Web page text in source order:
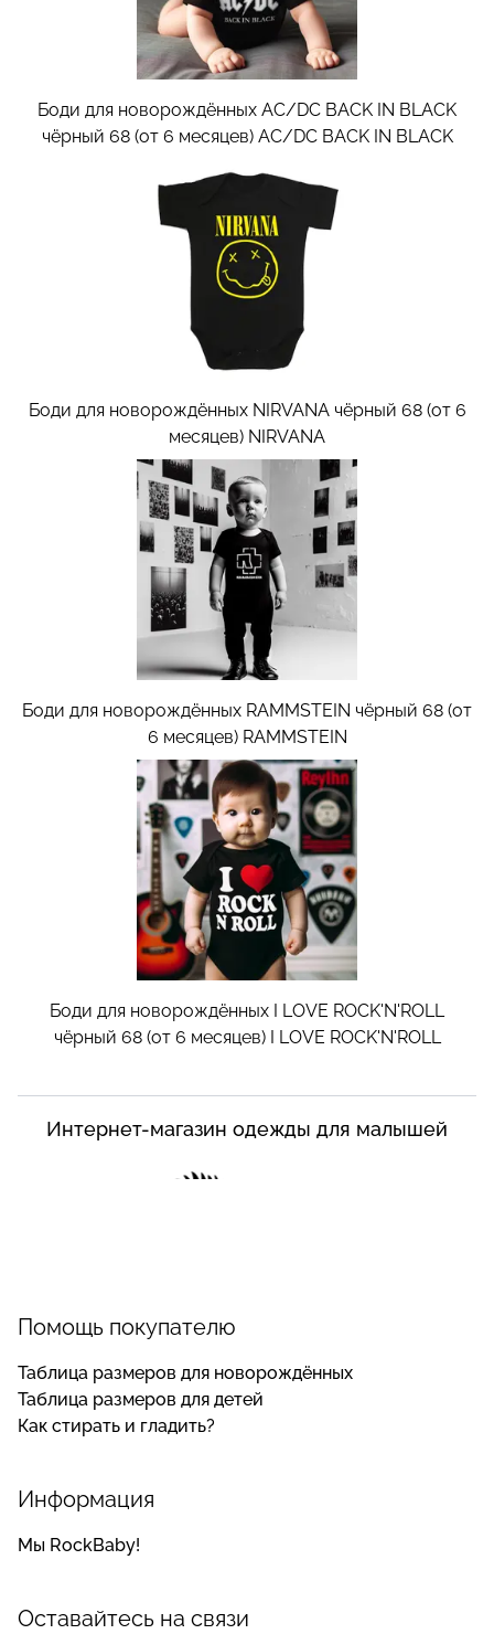
Боди для новорождённых AC/DC BACK IN BLACK
чёрный 68 (от 6 месяцев) AC/DC BACK IN BLACK
Боди для новорождённых NIRVANA чёрный 68 (от 6
месяцев) NIRVANA
Боди для новорождённых RAMMSTEIN чёрный 68 (от
6 месяцев) RAMMSTEIN
Боди для новорождённых I LOVE ROCK'N'ROLL
чёрный 68 (от 6 месяцев) I LOVE ROCK'N'ROLL
Интернет-магазин одежды для малышей
Помощь покупателю
Таблица размеров для новорождённых
Таблица размеров для детей
Как стирать и гладить?
Информация
Мы RockBaby!
Оставайтесь на связи